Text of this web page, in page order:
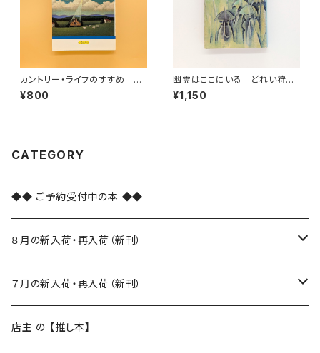
カントリー・ライフのすすめ
新・田舎ぐらし（いるかブック）
¥800
幽霊はここにいる どれい狩り
（新潮文庫）
¥1,150
CATEGORY
◆◆ ご予約受付中の本 ◆◆
８月の新入荷・再入荷（新刊）
新入荷
再入荷
７月の新入荷・再入荷（新刊）
新入荷
店主 の 【推し本】